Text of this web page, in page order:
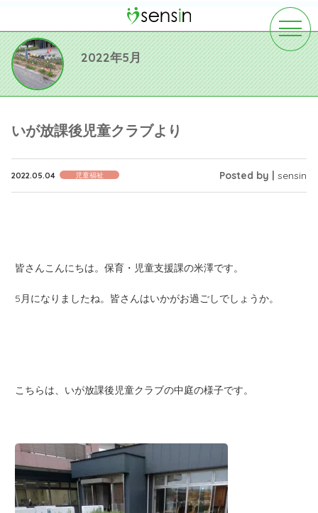
toggle
2022年5月
いが放課後児童クラブより
2022.05.04 児童福祉 Posted by | sensin
皆さんこんにちは。保育・児童支援課の米澤です。
5月になりましたね。皆さんはいかがお過ごしでしょうか。
こちらは、いが放課後児童クラブの中庭の様子です。